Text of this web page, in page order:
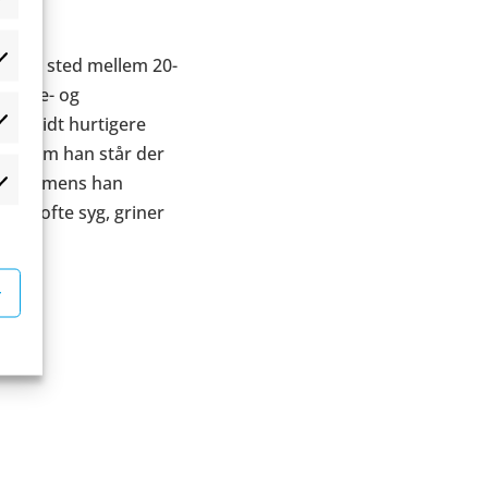
et sted mellem 20-
og
går lidt hurtigere
som han står der
mens han
så ofte syg, griner